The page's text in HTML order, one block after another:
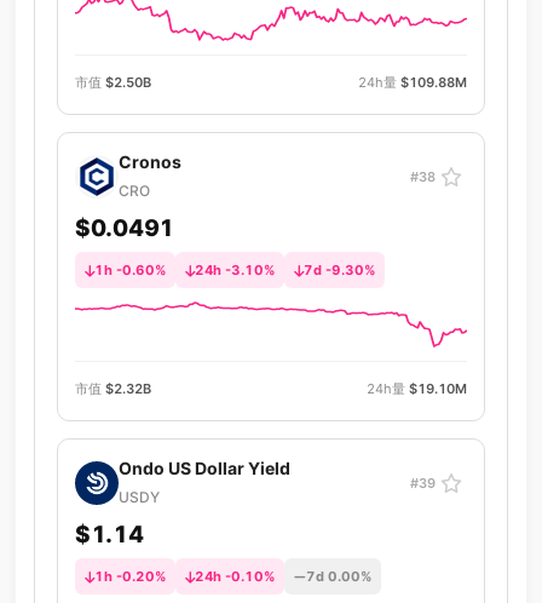
市值 $2.50B 24h量 $109.88M
Cronos
CRO
#38
$0.0491
1h -0.60% 24h -3.10% 7d -9.30%
市值 $2.32B 24h量 $19.10M
Ondo US Dollar Yield
USDY
#39
$1.14
1h -0.20% 24h -0.10% 7d 0.00%